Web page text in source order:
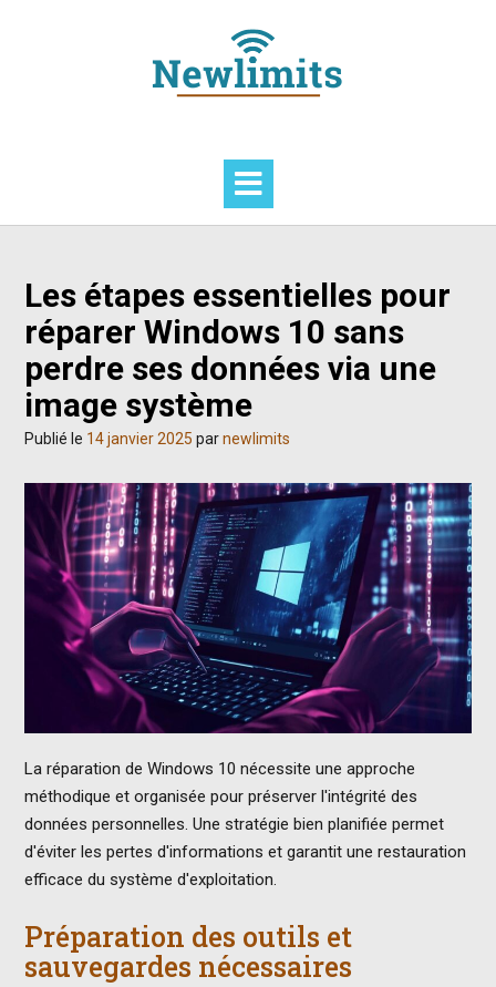
Les étapes essentielles pour
réparer Windows 10 sans
perdre ses données via une
image système
Publié le 14 janvier 2025 parnewlimits
La réparation de Windows 10 nécessite une approche
méthodique et organisée pour préserver l'intégrité des
données personnelles. Une stratégie bien planifiée permet
d'éviter les pertes d'informations et garantit une restauration
efficace du système d'exploitation.
Préparation des outils et
sauvegardes nécessaires